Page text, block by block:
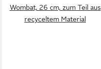
Wombat, 26 cm, zum Teil aus
recyceltem Material